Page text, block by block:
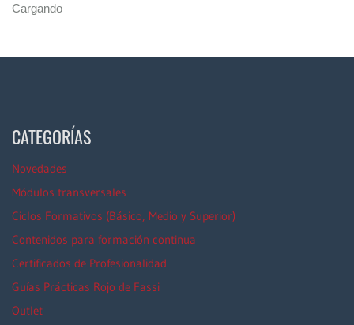
Cargando
CATEGORÍAS
Novedades
Módulos transversales
Ciclos Formativos (Básico, Medio y Superior)
Contenidos para formación continua
Certificados de Profesionalidad
Guías Prácticas Rojo de Fassi
Outlet